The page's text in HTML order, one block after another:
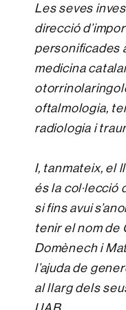
Les seves
direcció
personificades
medicina
oftalmologia,
radiologia i
I, tanmateix, el
és la col·lecció
si fins avui
tenir el nom de
Domènech i
l’ajuda de
al llarg dels